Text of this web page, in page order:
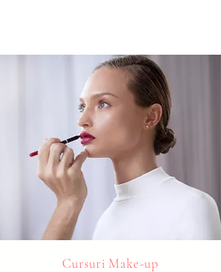
Cursuri Make-up